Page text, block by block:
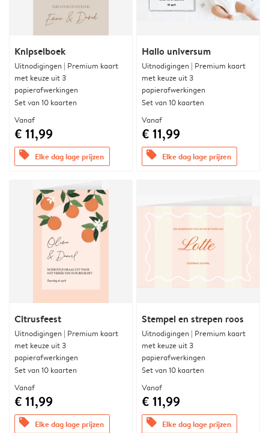
Knipselboek
Uitnodigingen | Premium kaart
met keuze uit 3
papierafwerkingen
Set van 10 kaarten
Vanaf
€ 11,99
offers Elke dag lage prijzen
Hallo universum
Uitnodigingen | Premium kaart
met keuze uit 3
papierafwerkingen
Set van 10 kaarten
Vanaf
€ 11,99
offers Elke dag lage prijzen
Citrusfeest
Uitnodigingen | Premium kaart
met keuze uit 3
papierafwerkingen
Set van 10 kaarten
Vanaf
€ 11,99
offers Elke dag lage prijzen
Stempel en strepen roos
Uitnodigingen | Premium kaart
met keuze uit 3
papierafwerkingen
Set van 10 kaarten
Vanaf
€ 11,99
offers Elke dag lage prijzen